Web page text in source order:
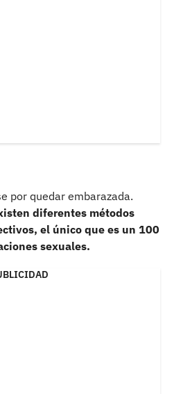
por quedar embarazada.
diferentes métodos
el único que es un 100
sexuales.